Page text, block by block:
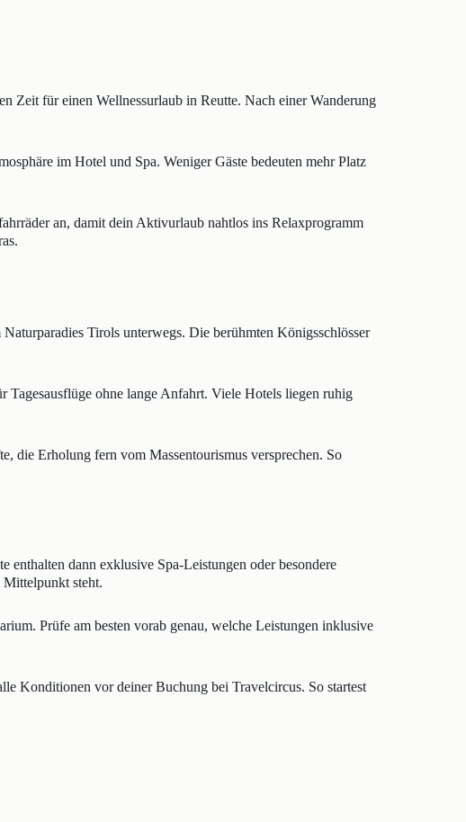
Zeit für einen Wellnessurlaub in Reutte. Nach einer Wanderung
im Hotel und Spa. Weniger Gäste bedeuten mehr Platz
an, damit dein Aktivurlaub nahtlos ins Relaxprogramm
Tirols unterwegs. Die berühmten Königsschlösser
ohne lange Anfahrt. Viele Hotels liegen ruhig
die Erholung fern vom Massentourismus versprechen. So
dann exklusive Spa-Leistungen oder besondere
steht.
Prüfe am besten vorab genau, welche Leistungen inklusive
Konditionen vor deiner Buchung bei Travelcircus. So startest